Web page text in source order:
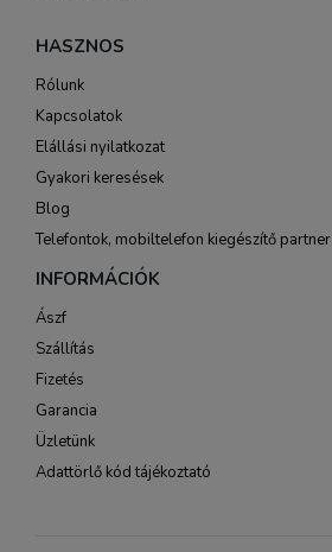
HASZNOS
Rólunk
Kapcsolatok
Elállási nyilatkozat
Gyakori keresések
Blog
Telefontok, mobiltelefon kiegészítő partner
INFORMÁCIÓK
Ászf
Szállítás
Fizetés
Garancia
Üzletünk
Adattörlő kód tájékoztató